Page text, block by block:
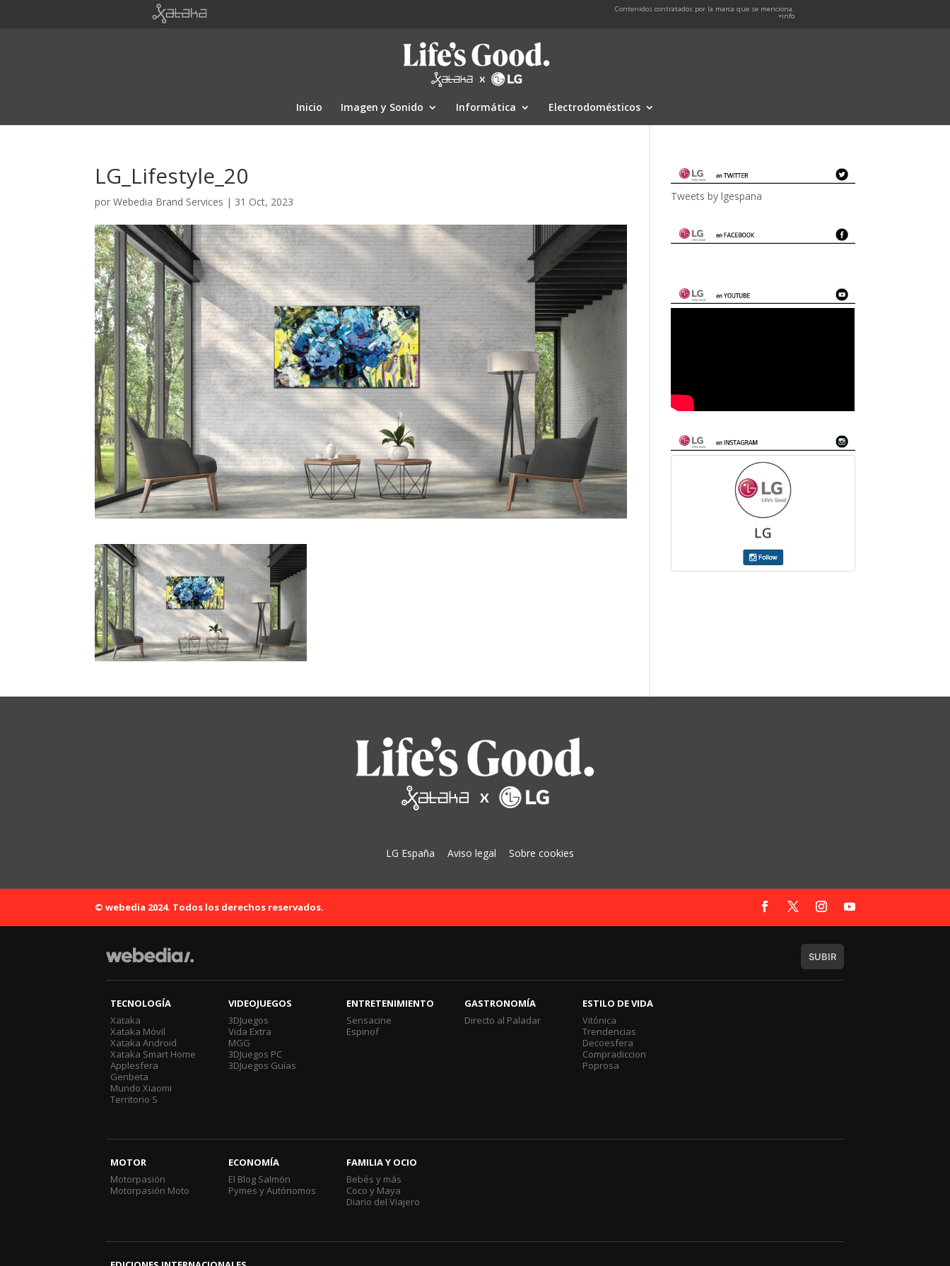
Contenidos contratados por la marca que se menciona.
+info
Inicio Imagen y Sonido Informática Electrodomésticos
LG_Lifestyle_20
porWebedia Brand Services | 31 Oct, 2023 Tweets by lgespana
LG España Aviso legal Sobre cookies
© webedia 2024. Todos los derechos reservados.
SUBIR
TECNOLOGÍA
Xataka
Xataka Móvil
Xataka Android
Xataka Smart Home
Applesfera
Genbeta
Mundo Xiaomi
Territorio S
VIDEOJUEGOS
3DJuegos
Vida Extra
MGG
3DJuegos PC
3DJuegos Guías
ENTRETENIMIENTO
Sensacine
Espinof
GASTRONOMÍA
Directo al Paladar
ESTILO DE VIDA
Vitónica
Trendencias
Decoesfera
Compradiccion
Poprosa
MOTOR
Motorpasión
Motorpasión Moto
ECONOMÍA
El Blog Salmón
Pymes y Autónomos
FAMILIA Y OCIO
Bebés y más
Coco y Maya
Diario del Viajero